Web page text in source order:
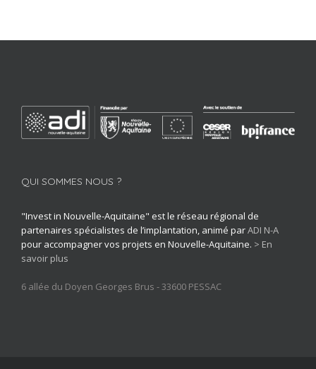
QUI SOMMES NOUS ?
"Invest in Nouvelle-Aquitaine" est le réseau régional de
partenaires spécialistes de l’implantation, animé parADI N-A
pour accompagner vos projets en Nouvelle-Aquitaine. > En
savoir plus
6 allée du Doyen Georges Brus - 33600 PESSAC